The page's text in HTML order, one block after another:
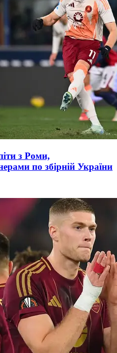
з Роми,
по збірній України